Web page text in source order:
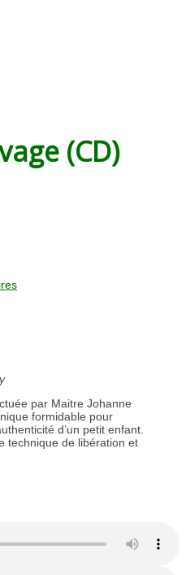
(CD)
par Maitre Johanne
formidable pour
d’un petit enfant.
technique de libération et